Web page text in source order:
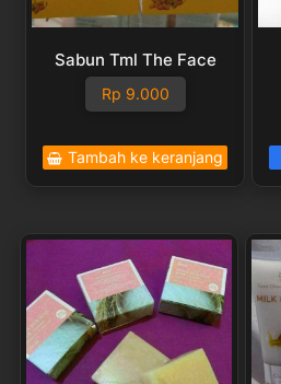
Sabun Tml The Face
Rp 9.000
Tambah ke keranjang